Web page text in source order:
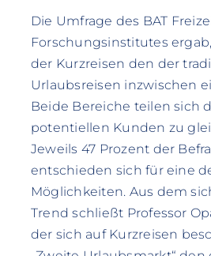
Die Umfrage des BAT
Forschungsinstitutes
der Kurzreisen den der
Urlaubsreisen inzwischen
Beide Bereiche teilen sich
potentiellen Kunden zu
Jeweils 47 Prozent der
entschieden sich für eine
Möglichkeiten. Aus dem
Trend schließt Professor
der sich auf Kurzreisen